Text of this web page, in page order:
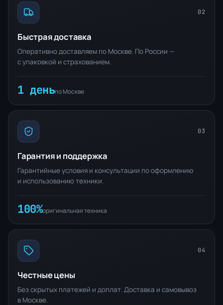
02
Быстрая доставка
Оперативно доставляем по Москве. По России —
с упаковкой и страхованием.
1 деньпо Москве
03
Гарантия и поддержка
Гарантийные условия и консультации по оформлению
и использованию техники.
100%оригинальная техника
04
Честные цены
Без скрытых платежей и доплат. Доставка и самовывоз
в Москве.